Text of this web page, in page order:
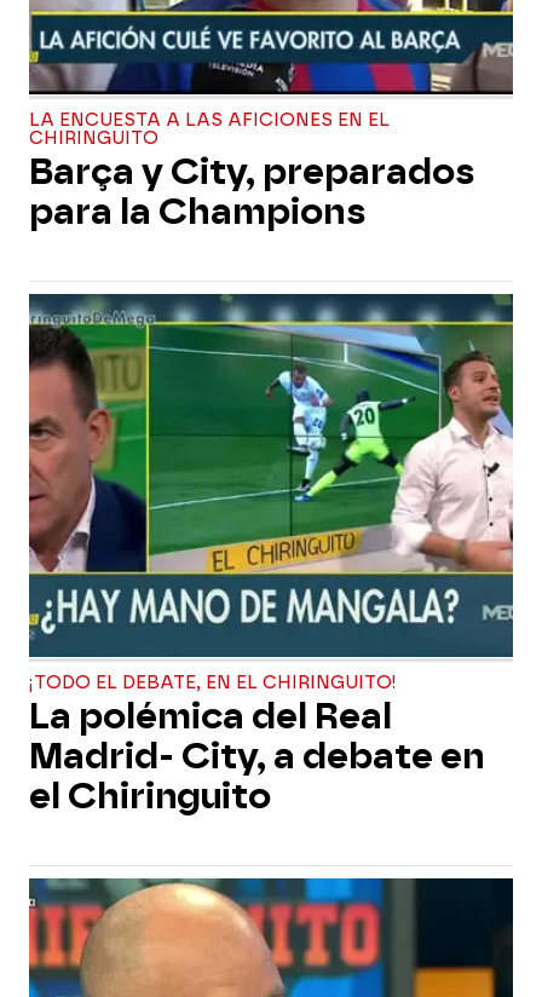
LA ENCUESTA A LAS AFICIONES EN EL
CHIRINGUITO
Barça y City, preparados
para la Champions
¡TODO EL DEBATE, EN EL CHIRINGUITO!
La polémica del Real
Madrid- City, a debate en
el Chiringuito